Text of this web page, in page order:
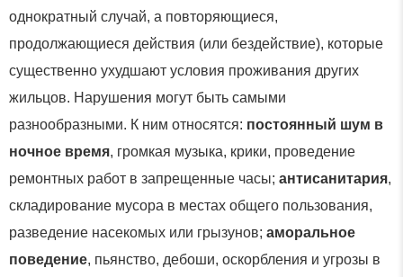
однократный случай, а повторяющиеся,
продолжающиеся действия (или бездействие), которые
существенно ухудшают условия проживания других
жильцов. Нарушения могут быть самыми
разнообразными. К ним относятся: постоянный шум в
ночное время, громкая музыка, крики, проведение
ремонтных работ в запрещенные часы; антисанитария,
складирование мусора в местах общего пользования,
разведение насекомых или грызунов; аморальное
поведение, пьянство, дебоши, оскорбления и угрозы в